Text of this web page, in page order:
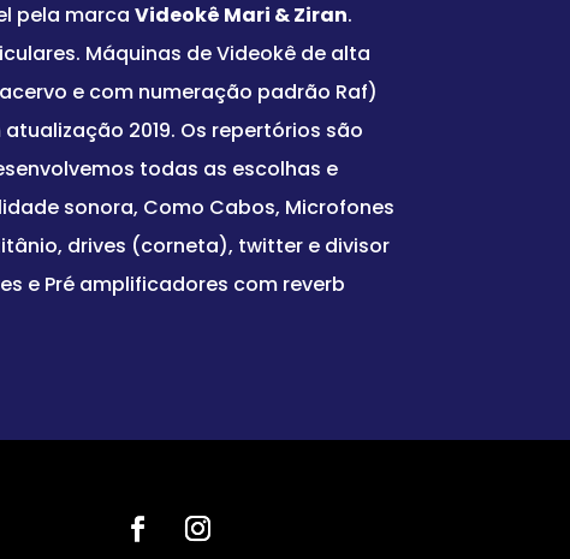
pela marcaVideokê Mari & Ziran.
Máquinas de Videokê de alta
e com numeração padrão Raf)
2019. Os repertórios são
todas as escolhas e
sonora, Como Cabos, Microfones
drives (corneta), twitter e divisor
e Pré amplificadores com reverb